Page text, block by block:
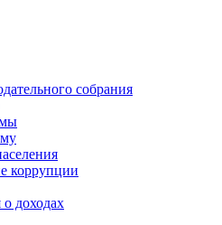
собрания
коррупции
доходах